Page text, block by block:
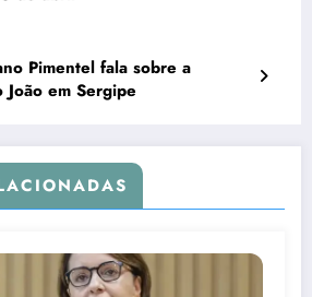
Pimentel fala sobre a
João em Sergipe